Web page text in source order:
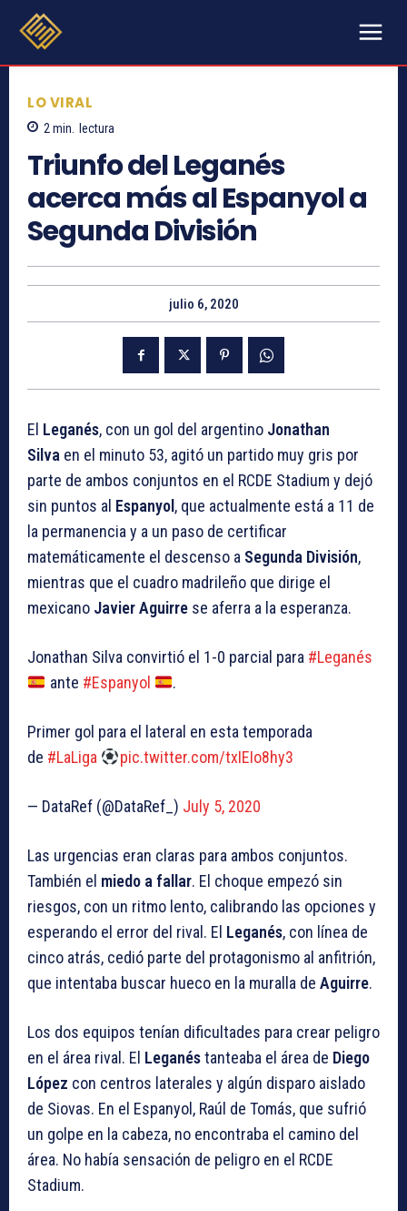
LO VIRAL
2 min. lectura
Triunfo del Leganés
acerca más al Espanyol a
Segunda División
julio 6, 2020
El Leganés, con un gol del argentino Jonathan
Silva en el minuto 53, agitó un partido muy gris por
parte de ambos conjuntos en el RCDE Stadium y dejó
sin puntos al Espanyol , que actualmente está a 11 de
la permanencia y a un paso de certificar
matemáticamente el descenso a Segunda División,
mientras que el cuadro madrileño que dirige el
mexicano Javier Aguirre se aferra a la esperanza.
Jonathan Silva convirtió el 1-0 parcial para #Leganés
ante #Espanyol .
Primer gol para el lateral en esta temporada
de #LaLiga pic.twitter.com/txIEIo8hy3
— DataRef (@DataRef_) July 5, 2020
Las urgencias eran claras para ambos conjuntos.
También el miedo a fallar. El choque empezó sin
riesgos, con un ritmo lento, calibrando las opciones y
esperando el error del rival. El Leganés, con línea de
cinco atrás, cedió parte del protagonismo al anfitrión,
que intentaba buscar hueco en la muralla de Aguirre.
Los dos equipos tenían dificultades para crear peligro
en el área rival. El Leganéstanteaba el área de Diego
López con centros laterales y algún disparo aislado
de Siovas. En el Espanyol, Raúl de Tomás, que sufrió
un golpe en la cabeza, no encontraba el camino del
área. No había sensación de peligro en el RCDE
Stadium.